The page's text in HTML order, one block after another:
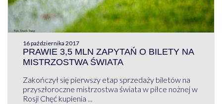
16 października 2017
PRAWIE 3,5 MLN ZAPYTAŃ O BILETY NA
MISTRZOSTWA ŚWIATA
Zakończył się pierwszy etap sprzedaży biletów na
przyszłoroczne mistrzostwa świata w piłce nożnej w
Rosji Chęć kupienia ...